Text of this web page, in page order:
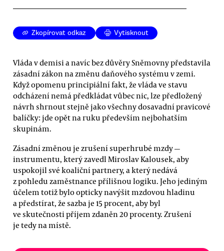
Zkopírovat odkaz Vytisknout
Vláda v demisi a navíc bez důvěry Sněmovny představila
zásadní zákon na změnu daňového systému v zemi.
Když opomenu principiální fakt, že vláda ve stavu
odcházení nemá předkládat vůbec nic, lze předložený
návrh shrnout stejně jako všechny dosavadní pravicové
balíčky: jde opět na ruku především nejbohatším
skupinám.
Zásadní změnou je zrušení superhrubé mzdy —
instrumentu, který zavedl Miroslav Kalousek, aby
uspokojil své koaliční partnery, a který nedává
z pohledu zaměstnance přílišnou logiku. Jeho jediným
účelem totiž bylo opticky navýšit mzdovou hladinu
a předstírat, že sazba je 15 procent, aby byl
ve skutečnosti příjem zdaněn 20 procenty. Zrušení
je tedy na místě.